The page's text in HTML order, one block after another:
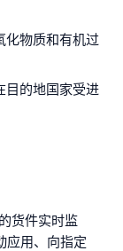
化物质和有机过
目的地国家受进
货件实时监
应用、向指定